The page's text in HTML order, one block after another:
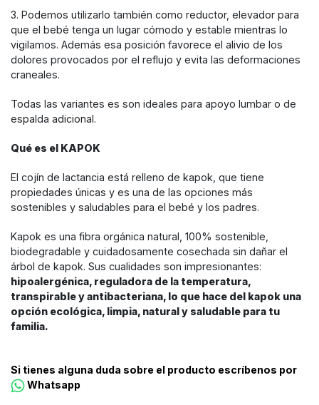
3. Podemos utilizarlo también como reductor, elevador para
que el bebé tenga un lugar cómodo y estable mientras lo
vigilamos. Además esa posición favorece el alivio de los
dolores provocados por el reflujo y evita las deformaciones
craneales.
Todas las variantes es son ideales para apoyo lumbar o de
espalda adicional.
Qué es el KAPOK
El cojín de lactancia está relleno de kapok, que tiene
propiedades únicas y es una de las opciones más
sostenibles y saludables para el bebé y los padres.
Kapok es una fibra orgánica natural, 100% sostenible,
biodegradable y cuidadosamente cosechada sin dañar el
árbol de kapok. Sus cualidades son impresionantes:
hipoalergénica, reguladora de la temperatura,
transpirable y antibacteriana, lo que hace del kapok una
opción ecológica, limpia, natural y saludable para tu
familia.
Si tienes alguna duda sobre el producto escríbenos por
Whatsapp